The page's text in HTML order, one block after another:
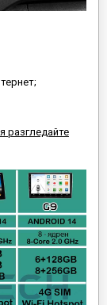
разгледайте